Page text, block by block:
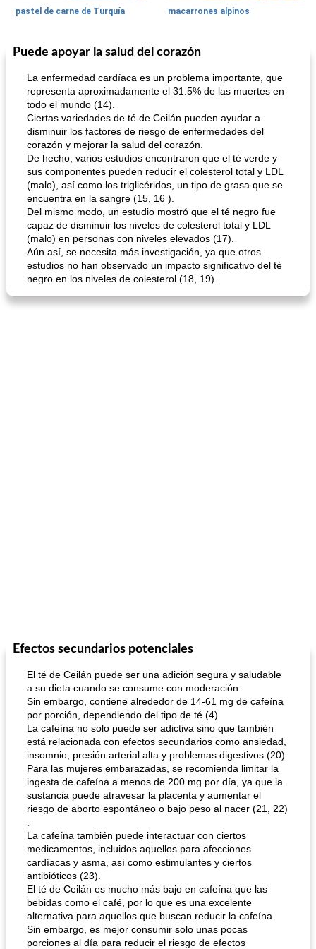
pastel de carne de Turquía macarrones alpinos
215min
Cocina del mundo
mochi fácil
Arroz blanco
Salsa de salchicha picante
Puede apoyar la salud del corazón
La enfermedad cardíaca es un problema importante, que
representa aproximadamente el 31.5% de las muertes en
todo el mundo (14).
Ciertas variedades de té de Ceilán pueden ayudar a
disminuir los factores de riesgo de enfermedades del
corazón y mejorar la salud del corazón.
De hecho, varios estudios encontraron que el té verde y
sus componentes pueden reducir el colesterol total y LDL
(malo), así como los triglicéridos, un tipo de grasa que se
encuentra en la sangre (15, 16 ).
Del mismo modo, un estudio mostró que el té negro fue
capaz de disminuir los niveles de colesterol total y LDL
(malo) en personas con niveles elevados (17).
Aún así, se necesita más investigación, ya que otros
estudios no han observado un impacto significativo del té
negro en los niveles de colesterol (18, 19).
Efectos secundarios potenciales
El té de Ceilán puede ser una adición segura y saludable
a su dieta cuando se consume con moderación.
Sin embargo, contiene alrededor de 14-61 mg de cafeína
por porción, dependiendo del tipo de té (4).
La cafeína no solo puede ser adictiva sino que también
está relacionada con efectos secundarios como ansiedad,
insomnio, presión arterial alta y problemas digestivos (20).
Para las mujeres embarazadas, se recomienda limitar la
ingesta de cafeína a menos de 200 mg por día, ya que la
sustancia puede atravesar la placenta y aumentar el
riesgo de aborto espontáneo o bajo peso al nacer (21, 22)
La cafeína también puede interactuar con ciertos
medicamentos, incluidos aquellos para afecciones
cardíacas y asma, así como estimulantes y ciertos
antibióticos (23).
El té de Ceilán es mucho más bajo en cafeína que las
bebidas como el café, por lo que es una excelente
alternativa para aquellos que buscan reducir la cafeína.
Sin embargo, es mejor consumir solo unas pocas
porciones al día para reducir el riesgo de efectos